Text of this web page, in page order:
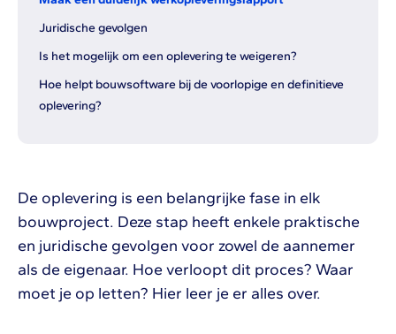
Juridische gevolgen
Is het mogelijk om een oplevering te weigeren?
Hoe helpt bouwsoftware bij de voorlopige en definitieve
oplevering?
De oplevering is een belangrijke fase in elk
bouwproject. Deze stap heeft enkele praktische
en juridische gevolgen voor zowel de aannemer
als de eigenaar. Hoe verloopt dit proces? Waar
moet je op letten? Hier leer je er alles over.